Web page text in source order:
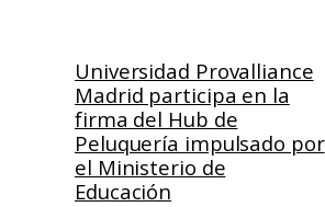
Universidad Provalliance
Madrid participa en la
firma del Hub de
Peluquería impulsado por
el Ministerio de
Educación